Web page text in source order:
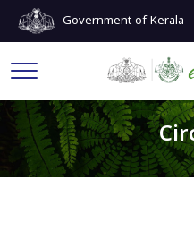
Government of Kerala